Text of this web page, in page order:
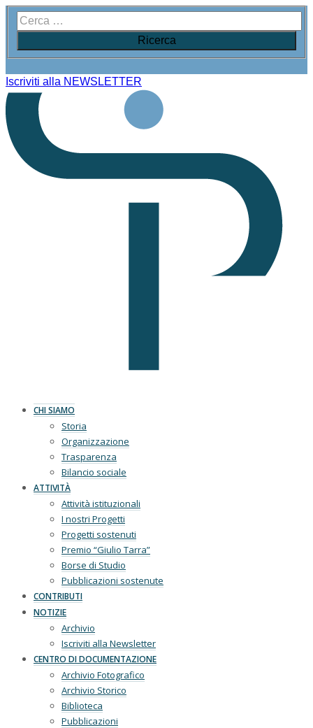
Iscriviti alla NEWSLETTER
CHI SIAMO
Storia
Organizzazione
Trasparenza
Bilancio sociale
ATTIVITÀ
Attività istituzionali
I nostri Progetti
Progetti sostenuti
Premio “Giulio Tarra”
Borse di Studio
Pubblicazioni sostenute
CONTRIBUTI
NOTIZIE
Archivio
Iscriviti alla Newsletter
CENTRO DI DOCUMENTAZIONE
Archivio Fotografico
Archivio Storico
Biblioteca
Pubblicazioni